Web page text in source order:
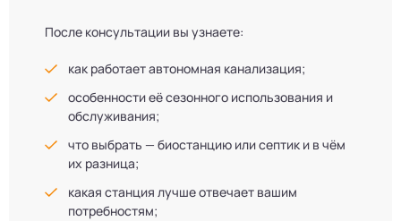
После консультации вы узнаете:
как работает автономная канализация;
особенности её сезонного использования и
обслуживания;
что выбрать — биостанцию или септик и в чём
их разница;
какая станция лучше отвечает вашим
потребностям;